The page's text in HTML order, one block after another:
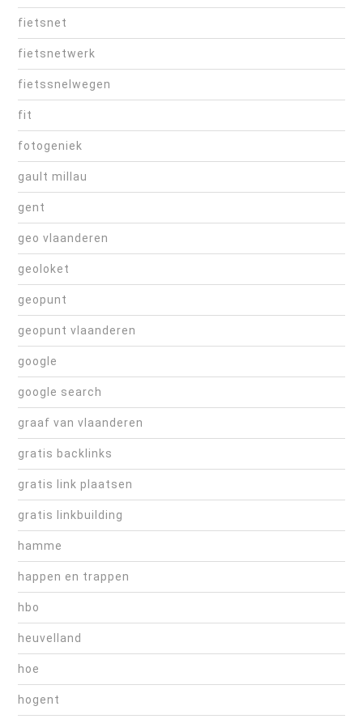
fietsnet
fietsnetwerk
fietssnelwegen
fit
fotogeniek
gault millau
gent
geo vlaanderen
geoloket
geopunt
geopunt vlaanderen
google
google search
graaf van vlaanderen
gratis backlinks
gratis link plaatsen
gratis linkbuilding
hamme
happen en trappen
hbo
heuvelland
hoe
hogent